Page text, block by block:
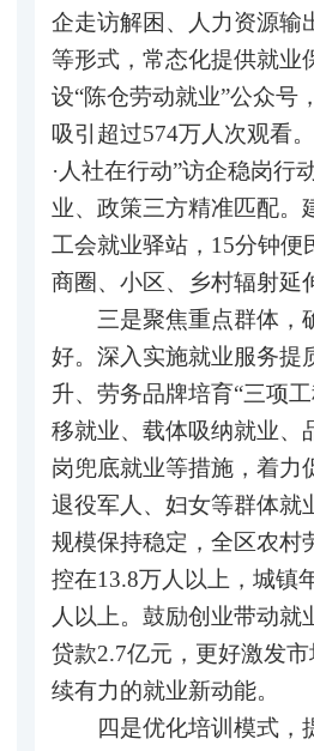
企走访解困、人力资源输
等形式，常态化提供就业
设“陈仓劳动就业”公众号
吸引超过574万人次观看
·人社在行动”访企稳岗行
业、政策三方精准匹配。
工会就业驿站，15分钟便
商圈、小区、乡村辐射延
三是聚焦重点群体，
好。深入实施就业服务提
升、劳务品牌培育“三项
移就业、载体吸纳就业、
岗兜底就业等措施，着力
退役军人、妇女等群体就
规模保持稳定，全区农村
控在13.8万人以上，城镇
人以上。鼓励创业带动就
贷款2.7亿元，更好激发
续有力的就业新动能。
四是优化培训模式，